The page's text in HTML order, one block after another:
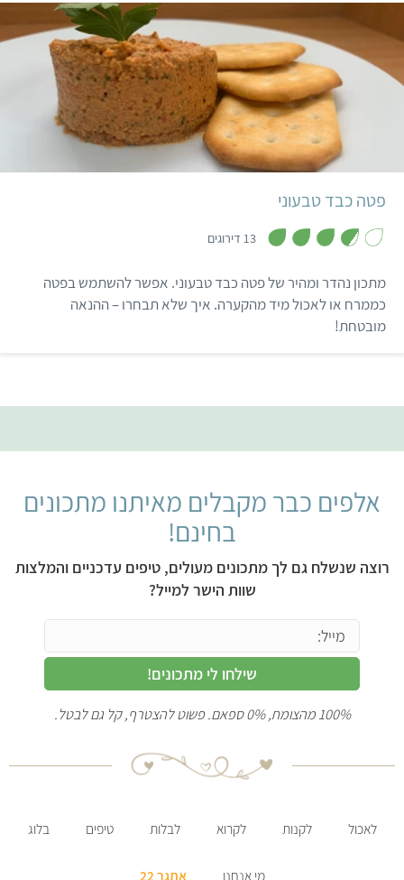
בריאה בקטע אחר. קבלו את
המתכון הכי בסיסי לממרח
טחינה פשוט טעים.
לשליטה והמרקם שלו מענג
במיוחד – זה ממרח שמתאים
גם לילדים סקרנים.
קל 25 דקות 6 מנות
פטה כבד טבעוני
13 דירוגים
ת
ו
ך
מתכון נהדר ומהיר של פטה כבד טבעוני. אפשר להשתמש בפטה
כממרח או לאכול מיד מהקערה. איך שלא תבחרו – ההנאה
מובטחת!
אלפים כבר מקבלים מאיתנו מתכונים
בחינם!
רוצה שנשלח גם לך מתכונים מעולים, טיפים עדכניים והמלצות
שוות הישר למייל?
שילחו לי מתכונים!
100% מהצומח, 0% ספאם. פשוט להצטרף, קל גם לבטל.
לאכול לקנות לקרוא לבלות טיפים בלוג
מי אנחנו אתגר 22